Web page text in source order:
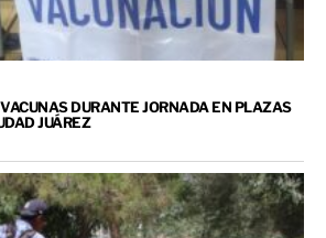
DURANTE JORNADA EN PLAZAS
JUÁREZ